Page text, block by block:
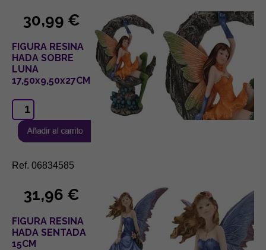
30,99 €
FIGURA RESINA
HADA SOBRE
LUNA
17,50x9,50x27CM
Ref. 06834585
31,96 €
FIGURA RESINA
HADA SENTADA
15CM